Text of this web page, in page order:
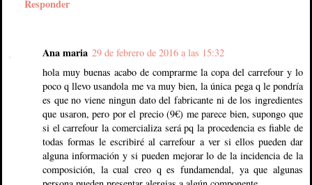
Responder
Ana maria 29 de febrero de 2016 a las 15:32
hola muy buenas acabo de comprarme la copa del carrefour y lo
poco q llevo usandola me va muy bien, la única pega q le pondría
es que no viene ningun dato del fabricante ni de los ingredientes
que usaron, pero por el precio (9€) me parece bien, supongo que
si el carrefour la comercializa será pq la procedencia es fiable de
todas formas le escribiré al carrefour a ver si ellos pueden dar
alguna información y si pueden mejorar lo de la incidencia de la
composición, la cual creo q es fundamendal, ya que algunas